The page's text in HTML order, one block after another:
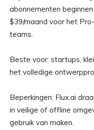
abonnementen
$39/maand voor het
teams.
Beste voor: startups,
het volledige
Beperkingen: Flux.ai
in veilige of offline
gebruik van maken.